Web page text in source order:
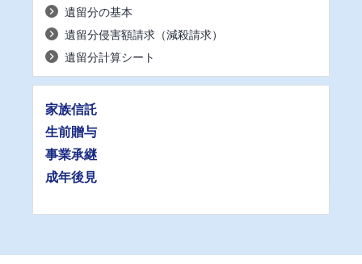
遺留分の基本
遺留分侵害額請求（減殺請求）
遺留分計算シート
家族信託
生前贈与
事業承継
成年後見